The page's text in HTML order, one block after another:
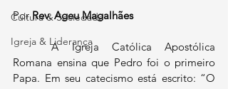
Cultura & Sociedade
Igreja & Liderança
Por Rev. Ageu Magalhães
	A Igreja Católica Apostólica
Romana ensina que Pedro foi o primeiro
Papa. Em seu catecismo está escrito: “O